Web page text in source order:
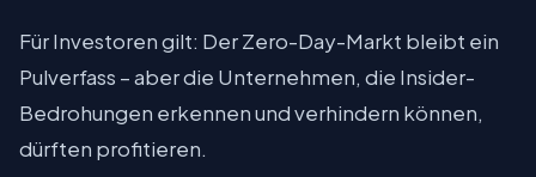
Für Investoren gilt: Der Zero-Day-Markt bleibt ein
Pulverfass – aber die Unternehmen, die Insider-
Bedrohungen erkennen und verhindern können,
dürften profitieren.